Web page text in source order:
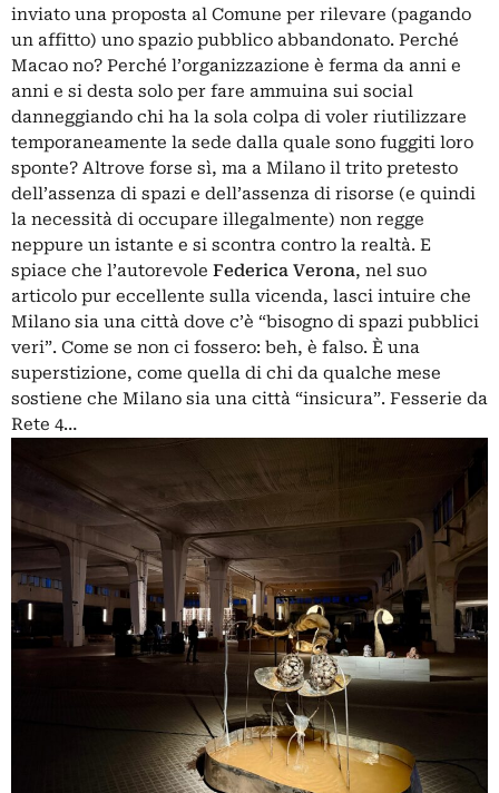
inviato una proposta al Comune per rilevare (pagando
un affitto) uno spazio pubblico abbandonato. Perché
Macao no? Perché l’organizzazione è ferma da anni e
anni e si desta solo per fare ammuina sui social
danneggiando chi ha la sola colpa di voler riutilizzare
temporaneamente la sede dalla quale sono fuggiti loro
sponte? Altrove forse sì, ma a Milano il trito pretesto
dell’assenza di spazi e dell’assenza di risorse (e quindi
la necessità di occupare illegalmente) non regge
neppure un istante e si scontra contro la realtà. E
spiace che l’autorevole Federica Verona, nel suo
articolo pur eccellente sulla vicenda, lasci intuire che
Milano sia una città dove c’è “bisogno di spazi pubblici
veri”. Come se non ci fossero: beh, è falso. È una
superstizione, come quella di chi da qualche mese
sostiene che Milano sia una città “insicura”. Fesserie da
Rete 4…